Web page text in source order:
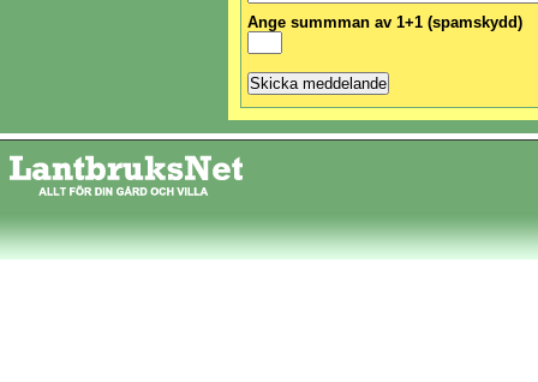
Ange summman av 1+1 (spamskydd)